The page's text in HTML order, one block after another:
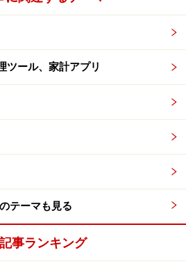
までは「そもそもスポーツジム
？という心配もありましたが、
事のバランスをとるような生活
りませんでした。
わなくても自宅でできることが
これまでのメタボまっしぐらの
像されます。今年最初に「スポ
目標設定があったおかげで通い
そこでまた新たに生まれた「私
しさが維持ができるライフスタイ
成させたい生き方に気付いたの
しょう。
ツール、家計アプリ
テーマも見る
事ランキング